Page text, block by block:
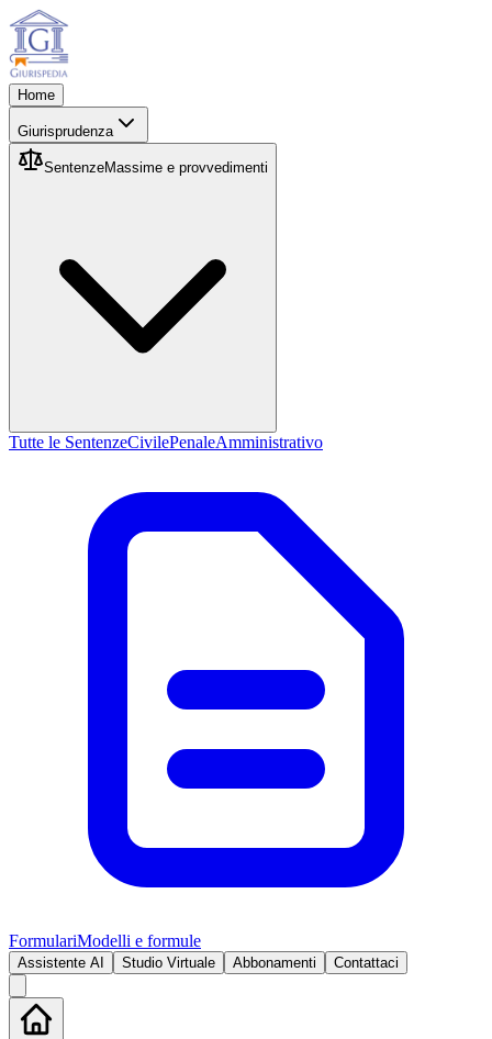
Home
Giurisprudenza
SentenzeMassime e provvedimenti
Tutte le SentenzeCivilePenaleAmministrativo
FormulariModelli e formule
Assistente AI Studio Virtuale Abbonamenti Contattaci